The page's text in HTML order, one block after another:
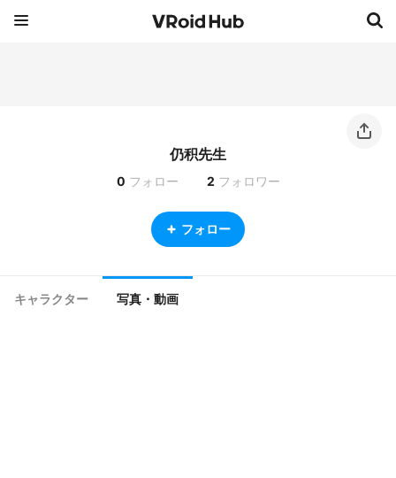
仍积先生
0 フォロー 2 フォロワー
フォロー
キャラクター 写真・動画